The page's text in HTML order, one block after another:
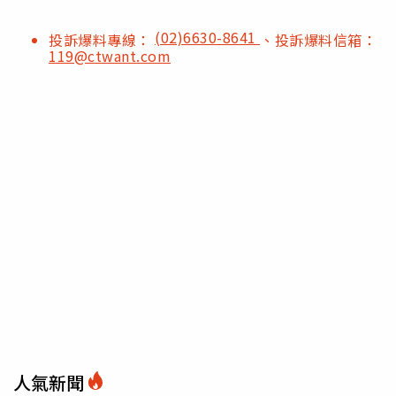
投訴爆料專線： (02)6630-8641 、投訴爆料信箱：
119@ctwant.com
人氣新聞